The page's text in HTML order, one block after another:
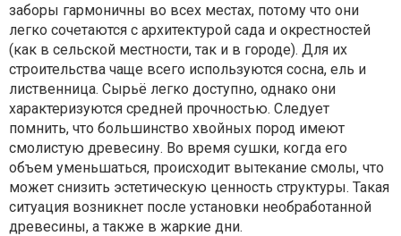
заборы гармоничны во всех местах, потому что они
легко сочетаются с архитектурой сада и окрестностей
(как в сельской местности, так и в городе). Для их
строительства чаще всего используются сосна, ель и
лиственница. Сырьё легко доступно, однако они
характеризуются средней прочностью. Следует
помнить, что большинство хвойных пород имеют
смолистую древесину. Во время сушки, когда его
объем уменьшаться, происходит вытекание смолы, что
может снизить эстетическую ценность структуры. Такая
ситуация возникнет после установки необработанной
древесины, а также в жаркие дни.